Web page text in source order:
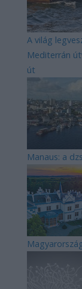
A világ
Mediterrán
út
Manaus: a